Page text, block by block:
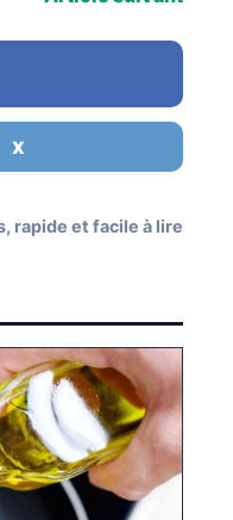
X
rapide et facile à lire